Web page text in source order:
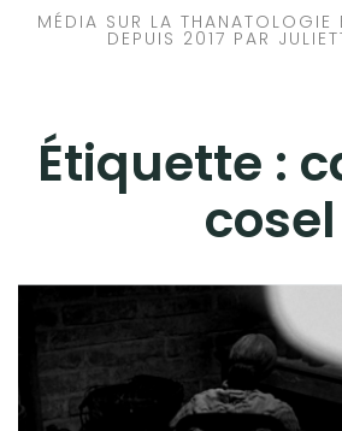
MÉDIA SUR LA THANATOLOGIE
DEPUIS 2017 PAR
Étiquette :
cosel